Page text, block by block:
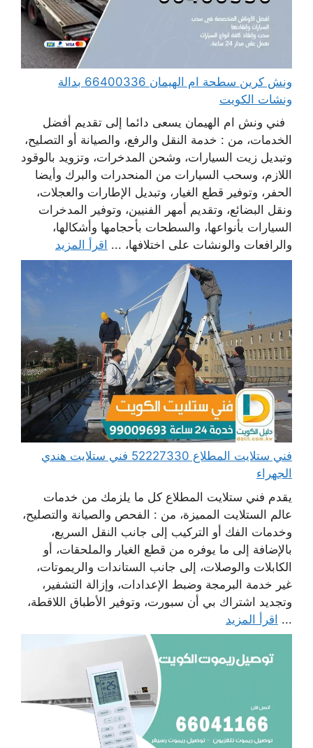
ونش كرين سطحة ام الهيمان 66400336 بدالة
ونشات الكويت
فني ونش ام الهيمان يسعى دائما إلى تقديم أفضل
الخدمات، من : خدمة النقل والرفع، والصيانة أو التصليح،
وتبديل زيت السيارات، وشحن المدخرات، وتزويد بالوقود
اللازم، وسحب السيارات من المنحدرات والبرك وأيضا
الحفر، وتوفير قطع الغيار، وتبديل الإطارات والعجلات،
ونقل البضائع، وتقديم أمهر الفنيين، وتوفير المدخرات
السيارات بأنواعها، والسطحات بأحجامها وأشكالها،
والرافعات والونشات على اختلافها، ... اقرأ المزيد
فني ستلايت المطلاع 52227330 فني ستلايت هندي
الجهراء
يقدم فني ستلايت المطلاع كل ما يلزمك من خدمات
عالم الستلايت المميزة، من : الفحص والصيانة والتصليح،
وخدمات الفك أو التركيب إلى جانب النقل السريع،
بالإضافة إلى ما يوفره من قطع الغيار والملحقات، أو
الكابلات والوصلات، إلى جانب الستاندات والريموتات،
غير خدمة البرمجة وضبط الإعدادات، وإزالة التشفير،
وتجديد اشتراك بي أن سبورت، وتوفير الأطباق اللاقطة،
... اقرأ المزيد